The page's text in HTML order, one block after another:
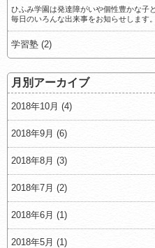
ひふみ学園は発達障がいや個性豊かな子
毎日のいろんな出来事をお知らせします。
学習塾 (2)
月別アーカイブ
2018年10月 (4)
2018年9月 (6)
2018年8月 (3)
2018年7月 (2)
2018年6月 (1)
2018年5月 (1)